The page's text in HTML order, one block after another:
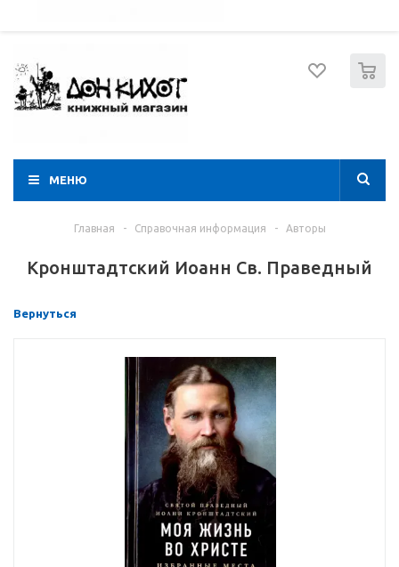
МЕНЮ
Главная - Справочная информация - Авторы
Кронштадтский Иоанн Св. Праведный
Вернуться